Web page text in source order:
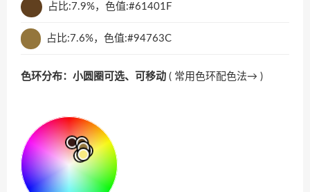
占比:7.9%，色值:#61401F
占比:7.6%，色值:#94763C
色环分布：小圆圈可选、可移动 ( 常用色环配色法→ )